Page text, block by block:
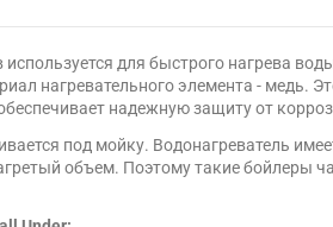
используется для быстрого нагрева
нагревательного элемента - медь.
надежную защиту от
под мойку. Водонагреватель
объем. Поэтому такие